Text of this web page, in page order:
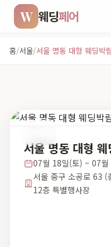
W 웨딩페어
홈/서울/서울 명동 대형 웨딩박
서울 명동 대형 웨
07월 18일(토) ~ 07월
서울 중구 소공로 63
12층 특별행사장